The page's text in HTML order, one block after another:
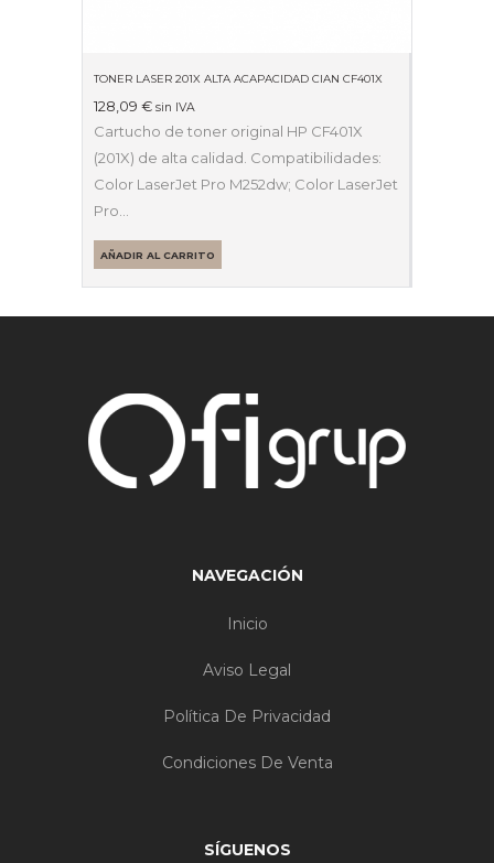
TONER LASER 201X ALTA ACAPACIDAD CIAN CF401X
128,09 € sin IVA
Cartucho de toner original HP CF401X
(201X) de alta calidad. Compatibilidades:
Color LaserJet Pro M252dw; Color LaserJet
Pro…
AÑADIR AL CARRITO
NAVEGACIÓN
Inicio
Aviso Legal
Política De Privacidad
Condiciones De Venta
SÍGUENOS